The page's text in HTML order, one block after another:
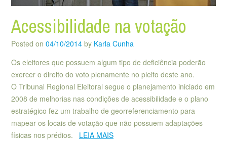
Acessibilidade na votação
Posted on 04/10/2014 by Karla Cunha
Os eleitores que possuem algum tipo de deficiência poderão
exercer o direito do voto plenamente no pleito deste ano.
O Tribunal Regional Eleitoral segue o planejamento iniciado em
2008 de melhorias nas condições de acessibilidade e o plano
estratégico fez um trabalho de georreferenciamento para
mapear os locais de votação que não possuem adaptações
físicas nos prédios. LEIA MAIS